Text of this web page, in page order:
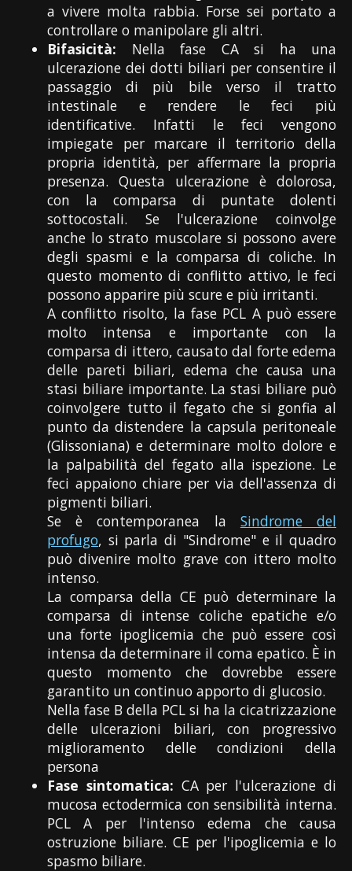
a vivere molta rabbia. Forse sei portato a
controllare o manipolare gli altri.
Bifasicità: Nella fase CA si ha una
ulcerazione dei dotti biliari per consentire il
passaggio di più bile verso il tratto
intestinale e rendere le feci più
identificative. Infatti le feci vengono
impiegate per marcare il territorio della
propria identità, per affermare la propria
presenza. Questa ulcerazione è dolorosa,
con la comparsa di puntate dolenti
sottocostali. Se l'ulcerazione coinvolge
anche lo strato muscolare si possono avere
degli spasmi e la comparsa di coliche. In
questo momento di conflitto attivo, le feci
possono apparire più scure e più irritanti.
A conflitto risolto, la fase PCL A può essere
molto intensa e importante con la
comparsa di ittero, causato dal forte edema
delle pareti biliari, edema che causa una
stasi biliare importante. La stasi biliare può
coinvolgere tutto il fegato che si gonfia al
punto da distendere la capsula peritoneale
(Glissoniana) e determinare molto dolore e
la palpabilità del fegato alla ispezione. Le
feci appaiono chiare per via dell'assenza di
pigmenti biliari.
Se è contemporanea la Sindrome del
profugo, si parla di "Sindrome" e il quadro
può divenire molto grave con ittero molto
intenso.
La comparsa della CE può determinare la
comparsa di intense coliche epatiche e/o
una forte ipoglicemia che può essere così
intensa da determinare il coma epatico. È in
questo momento che dovrebbe essere
garantito un continuo apporto di glucosio.
Nella fase B della PCL si ha la cicatrizzazione
delle ulcerazioni biliari, con progressivo
miglioramento delle condizioni della
persona
Fase sintomatica: CA per l'ulcerazione di
mucosa ectodermica con sensibilità interna.
PCL A per l'intenso edema che causa
ostruzione biliare. CE per l'ipoglicemia e lo
spasmo biliare.